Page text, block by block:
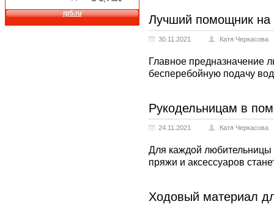
Лучший помощник на
30.11.2021 Катя Черкасова
Главное предназначение
бесперебойную подачу
Рукодельницам в
24.11.2021 Катя Черкасова
Для каждой любительницы
пряжи и аксессуаров
Ходовый материал